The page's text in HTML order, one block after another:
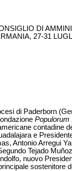
DI
27-31
di Paderborn
Populorum
contadine
e
Antonio Arregui
Tejado
nuovo
sostenitore